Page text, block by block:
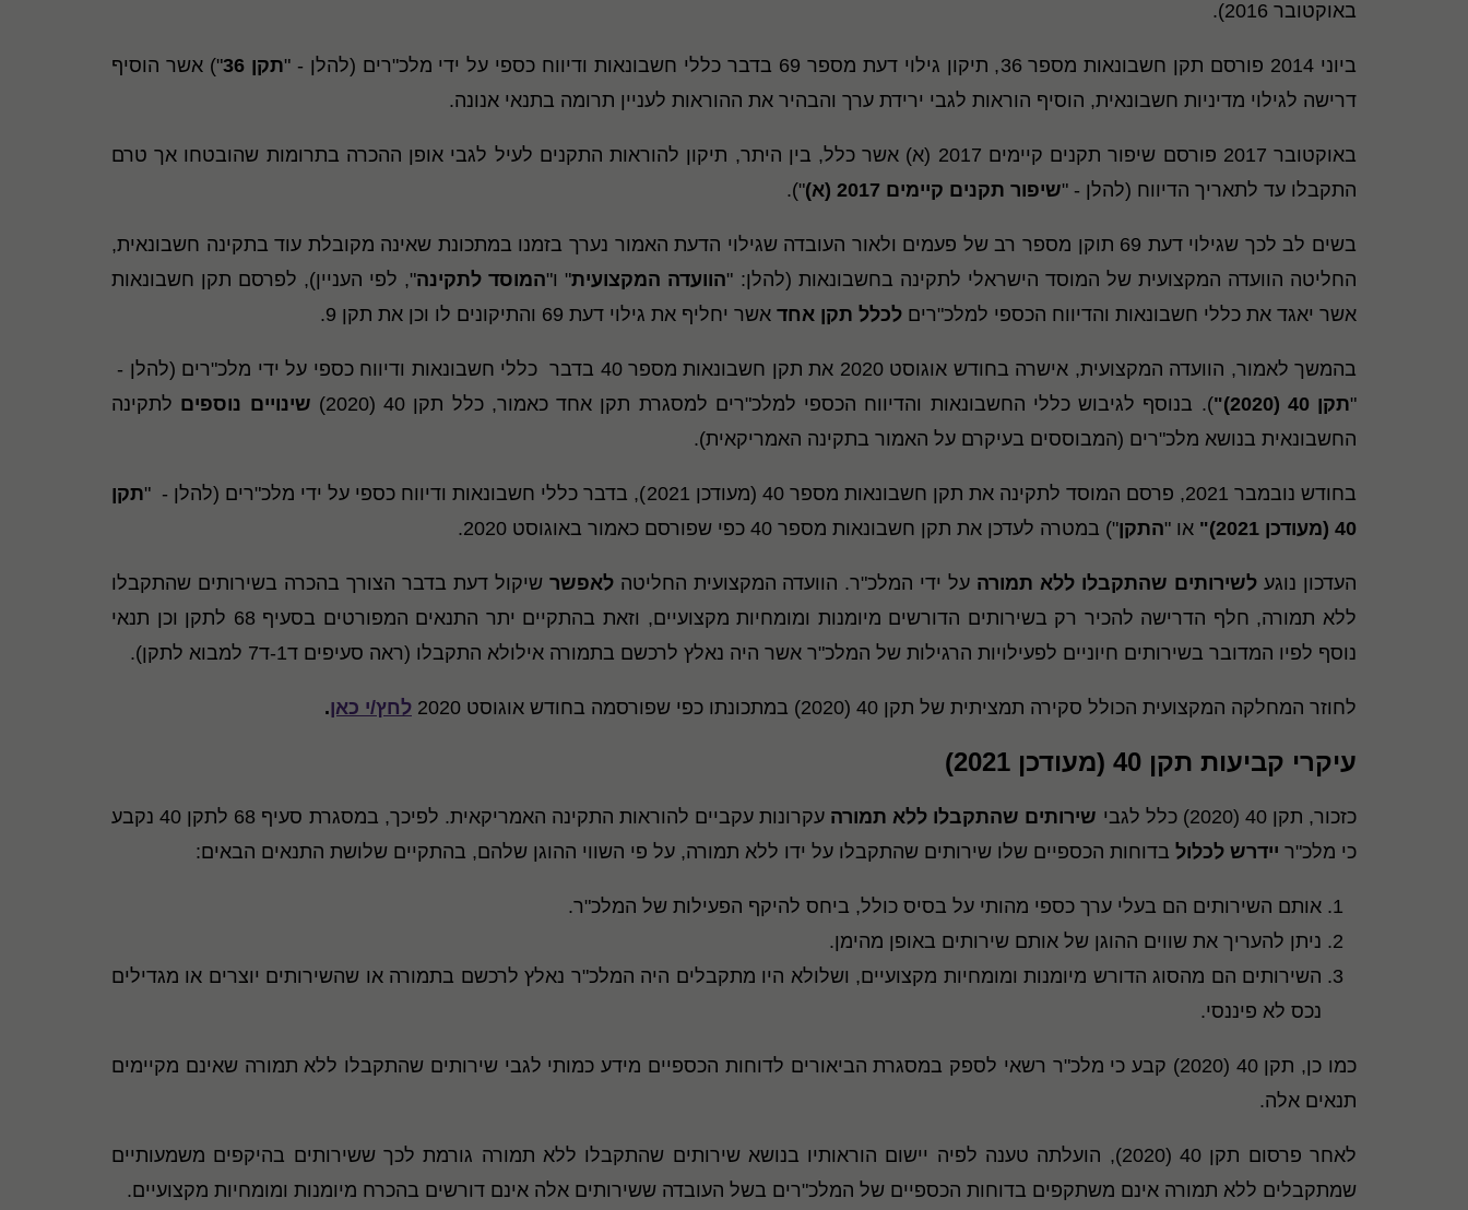
באוקטובר 2016).
ביוני 2014 פורסם תקן חשבונאות מספר 36, תיקון גילוי דעת מספר 69 בדבר כללי חשבונאות ודיווח כספי על ידי מלכ"רים (להלן - " תקן 36
") אשר הוסיף
דרישה לגילוי מדיניות חשבונאית, הוסיף הוראות לגבי ירידת ערך והבהיר את ההוראות לעניין תרומה בתנאי אנונה.
באוקטובר 2017 פורסם שיפור תקנים קיימים 2017 (א) אשר כלל, בין היתר, תיקון להוראות התקנים לעיל לגבי אופן ההכרה בתרומות שהובטחו אך טרם
התקבלו עד לתאריך הדיווח (להלן - "שיפור תקנים קיימים 2017 (א) ").
בשים לב לכך שגילוי דעת 69 תוקן מספר רב של פעמים ולאור העובדה שגילוי הדעת האמור נערך בזמנו במתכונת שאינה מקובלת עוד בתקינה חשבונאית,
החליטה הוועדה המקצועית של המוסד הישראלי לתקינה בחשבונאות (להלן: "הוועדה המקצועית" ו"המוסד לתקינה", לפי העניין), לפרסם תקן חשבונאות
אשר יאגד את כללי חשבונאות והדיווח הכספי למלכ"רים לכלל תקן אחד אשר יחליף את גילוי דעת 69 והתיקונים לו וכן את תקן 9.
בהמשך לאמור, הוועדה המקצועית, אישרה בחודש אוגוסט 2020 את תקן חשבונאות מספר 40 בדבר כללי חשבונאות ודיווח כספי על ידי מלכ"רים (להלן -
"תקן 40 (2020)" ). בנוסף לגיבוש כללי החשבונאות והדיווח הכספי למלכ"רים למסגרת תקן אחד כאמור, כלל תקן 40 (2020) שינויים נוספים לתקינה
החשבונאית בנושא מלכ"רים (המבוססים בעיקרם על האמור בתקינה האמריקאית).
בחודש נובמבר 2021, פרסם המוסד לתקינה את תקן חשבונאות מספר 40 (מעודכן 2021), בדבר כללי חשבונאות ודיווח כספי על ידי מלכ"רים (להלן - "
תקן
40 (מעודכן 2021)"
או "התקן") במטרה לעדכן את תקן חשבונאות מספר 40 כפי שפורסם כאמור באוגוסט 2020.
העדכון נוגע לשירותים שהתקבלו ללא תמורה על ידי המלכ"ר. הוועדה המקצועית החליטהלאפשר שיקול דעת בדבר הצורך בהכרה בשירותים שהתקבלו
ללא תמורה, חלף הדרישה להכיר רק בשירותים הדורשים מיומנות ומומחיות מקצועיים, וזאת בהתקיים יתר התנאים המפורטים בסעיף 68 לתקן וכן תנאי
נוסף לפיו המדובר בשירותים חיוניים לפעילויות הרגילות של המלכ"ר אשר היה נאלץ לרכשם בתמורה אילולא התקבלו (ראה סעיפים ד1-ד7 למבוא לתקן).
לחוזר המחלקה המקצועית הכולל סקירה תמציתית של תקן 40 (2020) במתכונתו כפי שפורסמה בחודש אוגוסט 2020 לחץ/י כאן.
עיקרי קביעות תקן 40 (מעודכן 2021)
כזכור, תקן 40 (2020) כלל לגבי שירותים שהתקבלו ללא תמורה
עקרונות עקביים להוראות התקינה האמריקאית. לפיכך, במסגרת סעיף 68 לתקן 40 נקבע
כי מלכ"ר יידרש לכלול בדוחות הכספיים שלו שירותים שהתקבלו על ידו ללא תמורה, על פי השווי ההוגן שלהם, בהתקיים שלושת התנאים הבאים:
אותם השירותים הם בעלי ערך כספי מהותי על בסיס כולל, ביחס להיקף הפעילות של המלכ"ר.
ניתן להעריך את שווים ההוגן של אותם שירותים באופן מהימן.
השירותים הם מהסוג הדורש מיומנות ומומחיות מקצועיים, ושלולא היו מתקבלים היה המלכ"ר נאלץ לרכשם בתמורה או שהשירותים יוצרים או מגדילים
נכס לא פיננסי.
כמו כן, תקן 40 (2020) קבע כי מלכ"ר רשאי לספק במסגרת הביאורים לדוחות הכספיים מידע כמותי לגבי שירותים שהתקבלו ללא תמורה שאינם מקיימים
תנאים אלה.
לאחר פרסום תקן 40 (2020), הועלתה טענה לפיה יישום הוראותיו בנושא שירותים שהתקבלו ללא תמורה גורמת לכך ששירותים בהיקפים משמעותיים
שמתקבלים ללא תמורה אינם משתקפים בדוחות הכספיים של המלכ"רים בשל העובדה ששירותים אלה אינם דורשים בהכרח מיומנות ומומחיות מקצועיים.